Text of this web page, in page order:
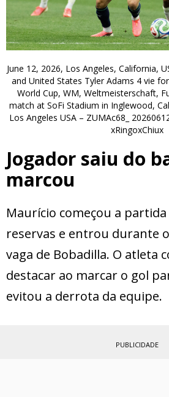
June 12, 2026, Los Angeles, California,
and United States Tyler Adams 4 vie
World Cup, WM, Weltmeisterschaft,
match at SoFi Stadium in Inglewood,
Los Angeles USA – ZUMAc68_
xRingoxChiux
Jogador saiu do
marcou
Maurício começou a
reservas e entrou durante
vaga de Bobadilla. O atleta
destacar ao marcar o gol
evitou a derrota da equipe.
PUBLICIDADE